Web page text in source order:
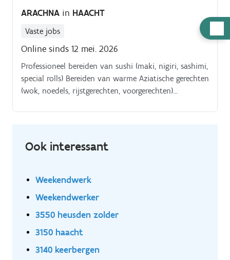
ARACHNA in HAACHT
Vaste jobs
Online sinds 12 mei. 2026
Professioneel bereiden van sushi (maki, nigiri, sashimi,
special rolls) Bereiden van warme Aziatische gerechten
(wok, noedels, rijstgerechten, voorgerechten)
snijtechnieken en professionele food presentation
Werken volgens de HACCP-hygiënenormen Organiseren
Ook interessant
Weekendwerk
Weekendwerker
3550 heusden zolder
3150 haacht
3140 keerbergen